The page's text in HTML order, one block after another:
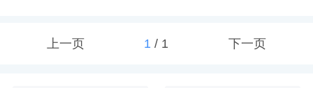
上一页 1/ 1 下一页